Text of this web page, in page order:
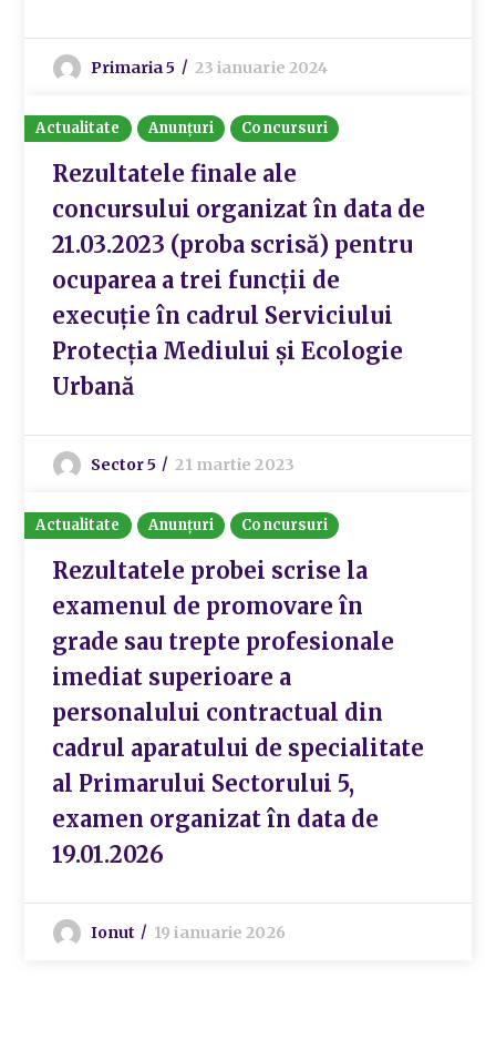
Primaria 5 23 ianuarie 2024
Actualitate Anunțuri Concursuri
Rezultatele finale ale
concursului organizat în data de
21.03.2023 (proba scrisă) pentru
ocuparea a trei funcții de
execuție în cadrul Serviciului
Protecția Mediului și Ecologie
Urbană
Sector 5 21 martie 2023
Actualitate Anunțuri Concursuri
Rezultatele probei scrise la
examenul de promovare în
grade sau trepte profesionale
imediat superioare a
personalului contractual din
cadrul aparatului de specialitate
al Primarului Sectorului 5,
examen organizat în data de
19.01.2026
Ionut 19 ianuarie 2026